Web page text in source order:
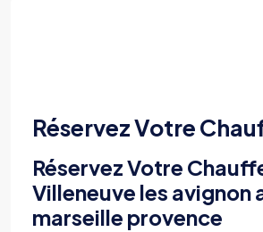
Réservez Votre
Réservez Votre
Villeneuve les avignon
marseille provence